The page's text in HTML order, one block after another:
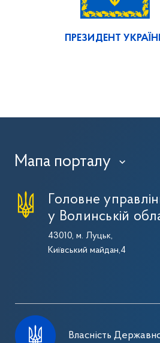
ПРЕЗИДЕНТ
Мапа порталу ›
Головне
у Волинській
43010, м. Луцьк,
Київський майдан,4
Власність